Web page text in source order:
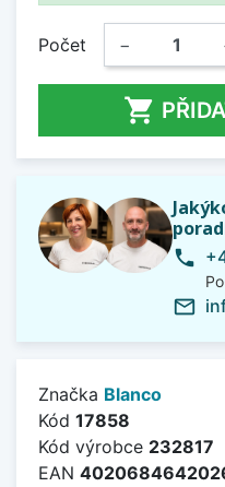
Počet −

phone
mail_outline
Značka Blanco
Kód 17858
Kód výrobce 232817
EAN